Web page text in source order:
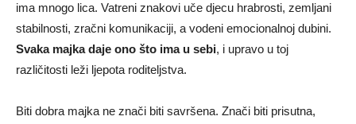
ima mnogo lica. Vatreni znakovi uče djecu hrabrosti, zemljani
stabilnosti, zračni komunikaciji, a vodeni emocionalnoj dubini.
Svaka majka daje ono što ima u sebi, i upravo u toj
različitosti leži ljepota roditeljstva.
Biti dobra majka ne znači biti savršena. Znači biti prisutna,